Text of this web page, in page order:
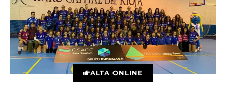
ALTA ONLINE